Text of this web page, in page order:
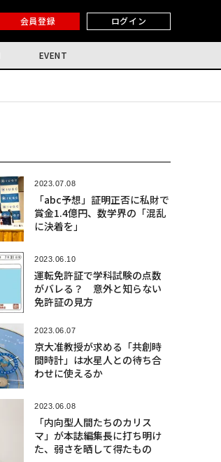
会員登録 ログイン
EVENT
2023.07.08
「abc予想」証明正否に私財で
賞金1.4億円、数学界の「混乱
に決着を」
2023.06.10
運転免許証で学科試験の点数
がバレる？ 意外と知らない
免許証の見方
2023.06.07
京大准教授が求める「共創時
間時計」は水星人との待ち合
わせに使えるか
2023.06.08
「内向型人間たちのカリス
マ」が本誌編集長に打ち明け
た、弱さを晒して得たもの